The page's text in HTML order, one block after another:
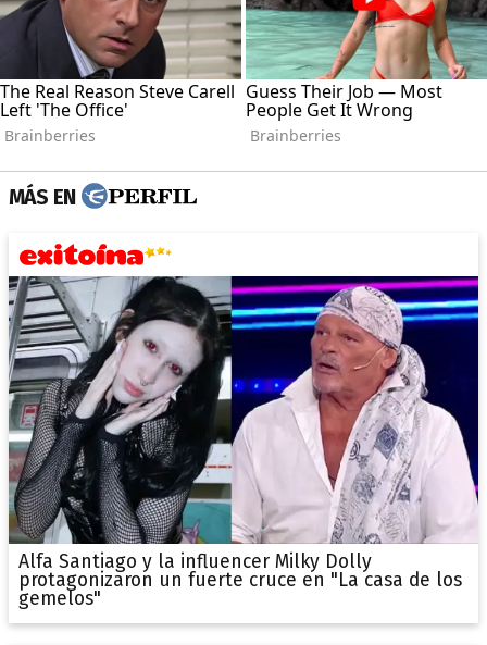
MÁS EN
Alfa Santiago y la influencer Milky Dolly
protagonizaron un fuerte cruce en "La casa de los
gemelos"